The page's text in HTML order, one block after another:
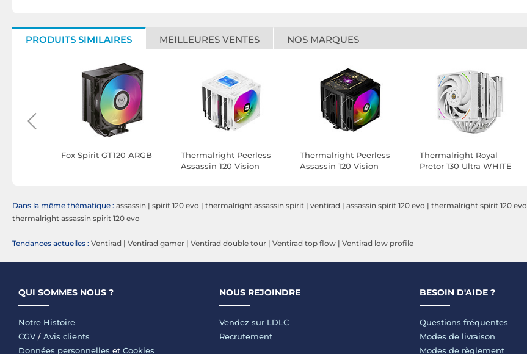
PRODUITS SIMILAIRES MEILLEURES VENTES NOS MARQUES
Fox Spirit GT120 ARGB
Thermalright Peerless
Assassin 120 Vision
Thermalright Peerless
Assassin 120 Vision
Thermalright Royal
Pretor 130 Ultra WHITE
Dans la même thématique : assassin | spirit 120 evo | thermalright assassin spirit | ventirad | assassin spirit 120 evo | thermalright spirit 120 evo
thermalright assassin spirit 120 evo
Tendances actuelles : Ventirad | Ventirad gamer | Ventirad double tour | Ventirad top flow | Ventirad low profile
QUI SOMMES NOUS ?
Notre Histoire
CGV / Avis clients
Données personnelles et Cookies
NOUS REJOINDRE
Vendez sur LDLC
Recrutement
BESOIN D'AIDE ?
Questions fréquentes
Modes de livraison
Modes de règlement